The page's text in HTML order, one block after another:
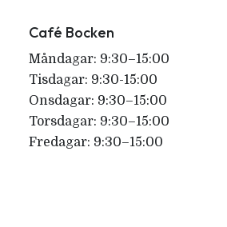
Café Bocken
Måndagar: 9:30–15:00
Tisdagar: 9:30-15:00
Onsdagar: 9:30–15:00
Torsdagar: 9:30–15:00
Fredagar: 9:30–15:00